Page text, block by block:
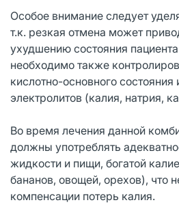
Особое внимание следует
т.к. резкая отмена может
ухудшению состояния
необходимо также
кислотно-основного
электролитов (калия, натрия,
Во время лечения данной
должны употреблять
жидкости и пищи, богатой
бананов, овощей, орехов), что
компенсации потерь калия.